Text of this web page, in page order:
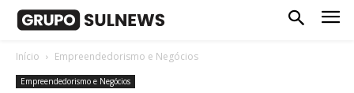
Início Empreendedorismo e Negócios
Empreendedorismo e Negócios